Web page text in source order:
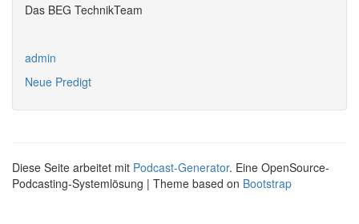
Das BEG TechnikTeam
admin
Neue Predigt
Diese Seite arbeitet mit Podcast-Generator. Eine OpenSource-
Podcasting-Systemlösung | Theme based on Bootstrap